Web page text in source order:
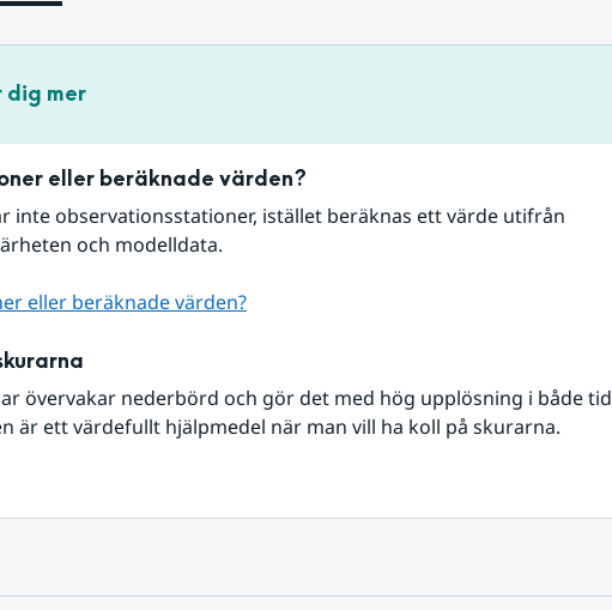
dig mer
eller beräknade värden?
inte observationsstationer, istället beräknas ett värde utifrån
och modelldata.
eller beräknade värden?
övervakar nederbörd och gör det med hög upplösning i både tid
är ett värdefullt hjälpmedel när man vill ha koll på skurarna.